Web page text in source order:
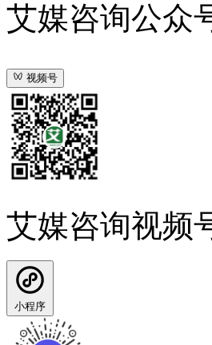
艾媒咨询公众
视频号
艾媒咨询视频
小程序